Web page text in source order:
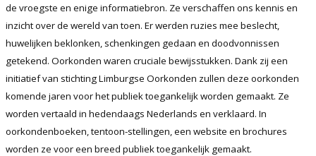
de vroegste en enige informatiebron. Ze verschaffen ons kennis en
inzicht over de wereld van toen. Er werden ruzies mee beslecht,
huwelijken beklonken, schenkingen gedaan en doodvonnissen
getekend. Oorkonden waren cruciale bewijsstukken. Dank zij een
initiatief van stichting Limburgse Oorkonden zullen deze oorkonden
komende jaren voor het publiek toegankelijk worden gemaakt. Ze
worden vertaald in hedendaags Nederlands en verklaard. In
oorkondenboeken, tentoon-stellingen, een website en brochures
worden ze voor een breed publiek toegankelijk gemaakt.